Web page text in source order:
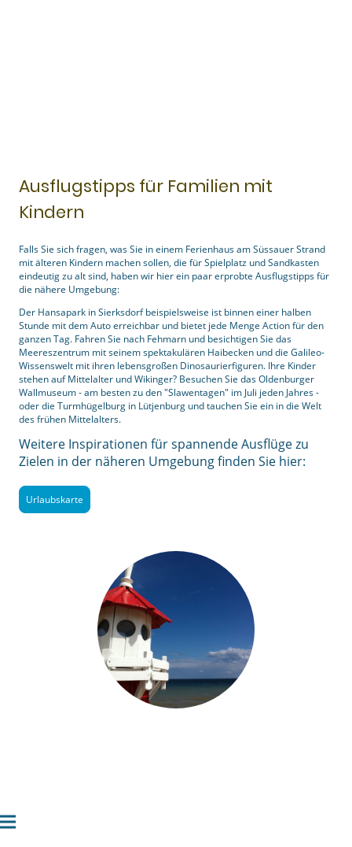
Ausflugstipps für Familien mit
Kindern
Falls Sie sich fragen, was Sie in einem Ferienhaus am Süssauer Strand
mit älteren Kindern machen sollen, die für Spielplatz und Sandkasten
eindeutig zu alt sind, haben wir hier ein paar erprobte Ausflugstipps für
die nähere Umgebung:
Der Hansapark in Sierksdorf beispielsweise ist binnen einer halben
Stunde mit dem Auto erreichbar und bietet jede Menge Action für den
ganzen Tag. Fahren Sie nach Fehmarn und besichtigen Sie das
Meereszentrum mit seinem spektakulären Haibecken und die Galileo-
Wissenswelt mit ihren lebensgroßen Dinosaurierfiguren. Ihre Kinder
stehen auf Mittelalter und Wikinger? Besuchen Sie das Oldenburger
Wallmuseum - am besten zu den "Slawentagen" im Juli jeden Jahres -
oder die Turmhügelburg in Lütjenburg und tauchen Sie ein in die Welt
des frühen Mittelalters.
Weitere Inspirationen für spannende Ausflüge zu
Zielen in der näheren Umgebung finden Sie hier:
Urlaubskarte